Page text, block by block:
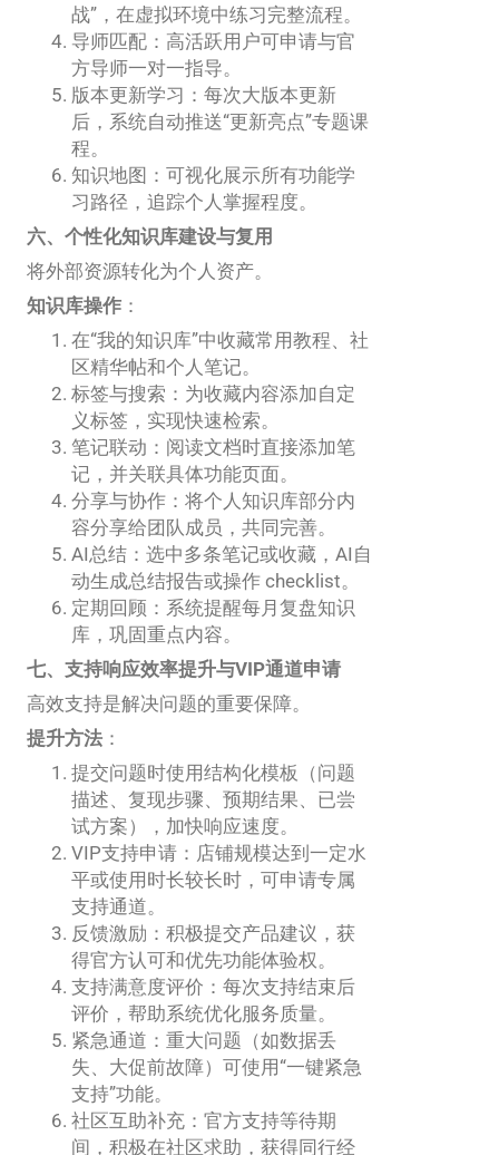
战”，在虚拟环境中练习完整流程。
导师匹配：高活跃用户可申请与官
方导师一对一指导。
版本更新学习：每次大版本更新
后，系统自动推送“更新亮点”专题课
程。
知识地图：可视化展示所有功能学
习路径，追踪个人掌握程度。
六、个性化知识库建设与复用
将外部资源转化为个人资产。
知识库操作 ：
在“我的知识库”中收藏常用教程、社
区精华帖和个人笔记。
标签与搜索：为收藏内容添加自定
义标签，实现快速检索。
笔记联动：阅读文档时直接添加笔
记，并关联具体功能页面。
分享与协作：将个人知识库部分内
容分享给团队成员，共同完善。
AI总结：选中多条笔记或收藏，AI自
动生成总结报告或操作 checklist。
定期回顾：系统提醒每月复盘知识
库，巩固重点内容。
七、支持响应效率提升与VIP通道申请
高效支持是解决问题的重要保障。
提升方法 ：
提交问题时使用结构化模板（问题
描述、复现步骤、预期结果、已尝
试方案），加快响应速度。
VIP支持申请：店铺规模达到一定水
平或使用时长较长时，可申请专属
支持通道。
反馈激励：积极提交产品建议，获
得官方认可和优先功能体验权。
支持满意度评价：每次支持结束后
评价，帮助系统优化服务质量。
紧急通道：重大问题（如数据丢
失、大促前故障）可使用“一键紧急
支持”功能。
社区互助补充：官方支持等待期
间，积极在社区求助，获得同行经